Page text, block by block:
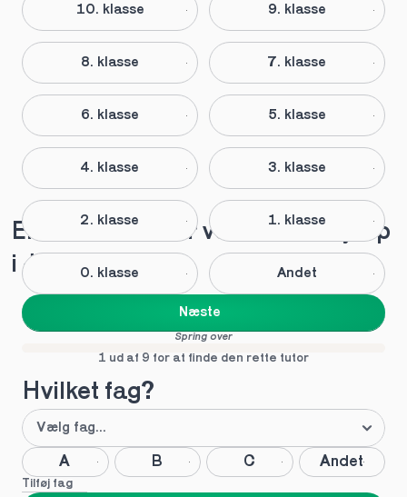
10. klasse 9. klasse
8. klasse 7. klasse
6. klasse 5. klasse
4. klasse 3. klasse
2. klasse 1. klasse
0. klasse Andet
Næste
Spring over
1 ud af 9 for at finde den rette tutor
Hvilket fag?
A B C Andet
Tilføj fag
Elever anbefaler vores lektiehjælp
i Jægerspris